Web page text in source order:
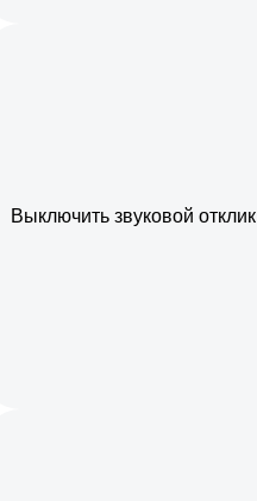
Выключить звуковой отклик